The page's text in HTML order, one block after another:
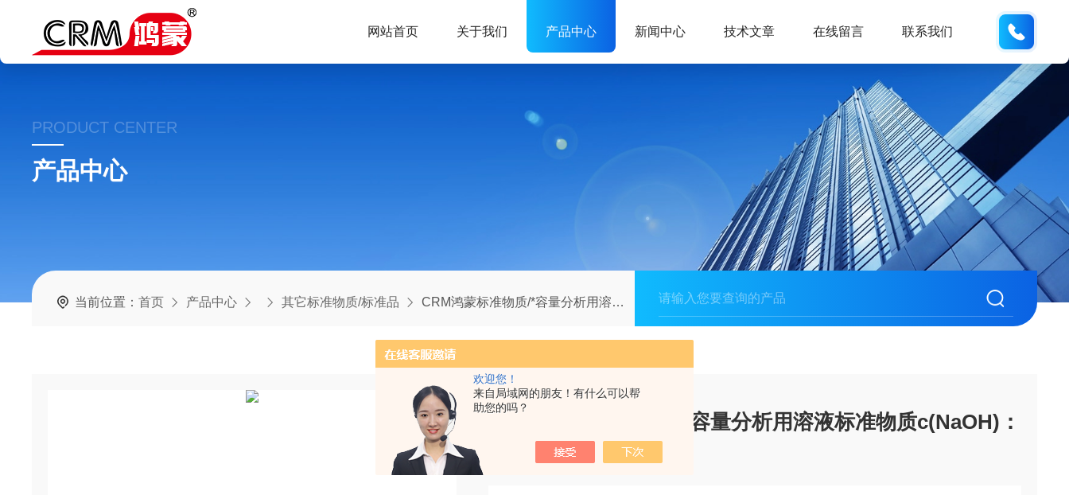
欢迎您！
来自局域网的朋友！有什么可以帮
助您的吗？
网站首页 关于我们 产品中心 新闻中心 技术文章 在线留言 联系我们
PRODUCT CENTER
产品中心
当前位置：首页 产品中心 其它标准物质/标准品 CRM鸿蒙标准物质/*容量分析用溶液标准物质c(NaOH)：0.5mol/L100mL
CRM鸿蒙标准物质/*容量分析用溶液标准物质c(NaOH)：
0.5mol/L100mL